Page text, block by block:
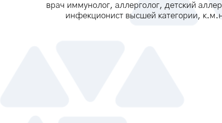
врач иммунолог, аллерголог, детский
инфекционист высшей категории,